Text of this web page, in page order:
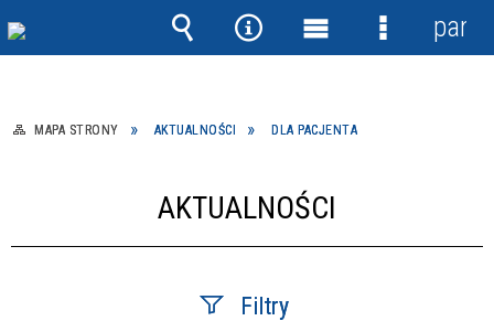
MAPA STRONY AKTUALNOŚCI DLA PACJENTA
AKTUALNOŚCI
Filtry
Wyszukiwarka
Narzędzia
Menu Menu
panel